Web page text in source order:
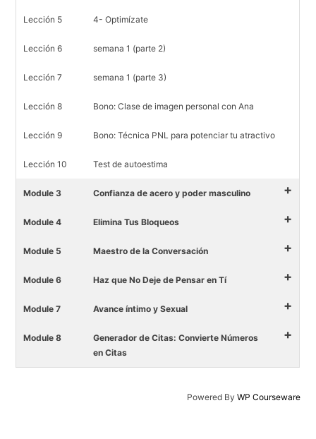
Lección 5 4- Optimízate
Lección 6 semana 1 (parte 2)
Lección 7 semana 1 (parte 3)
Lección 8 Bono: Clase de imagen personal con Ana
Lección 9 Bono: Técnica PNL para potenciar tu atractivo
Lección 10 Test de autoestima
Module 3 Confianza de acero y poder masculino +
Module 4 Elimina Tus Bloqueos +
Module 5 Maestro de la Conversación +
Module 6 Haz que No Deje de Pensar en Tí +
Module 7 Avance íntimo y Sexual +
Module 8
Generador de Citas: Convierte Números
en Citas
+
Powered By WP Courseware